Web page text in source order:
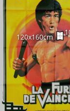
120x160cm